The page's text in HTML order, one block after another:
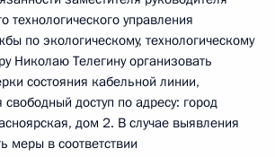
технологического управления
по экологическому, технологическому
Николаю Телегину организовать
состояния кабельной линии,
свободный доступ по адресу: город
дом 2. В случае выявления
меры в соответствии